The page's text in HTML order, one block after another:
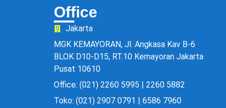
Office
Jakarta
MGK KEMAYORAN, Jl. Angkasa Kav B-6
BLOK D10-D15, RT.10 Kemayoran Jakarta
Pusat 10610
Office: (021) 2260 5995 | 2260 5882
Toko: (021) 2907 0791 | 6586 7960